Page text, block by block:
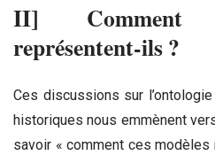
II] Comment
représentent-ils ?
Ces discussions sur
historiques nous emmènent
savoir « comment ces